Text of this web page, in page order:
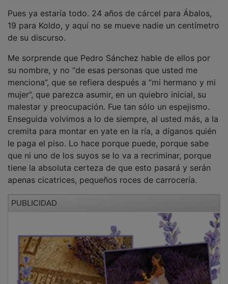
Pues ya estaría todo. 24 años de cárcel para Ábalos,
19 para Koldo, y aquí no se mueve nadie un centímetro
de su discurso.
su nombre, y no “de esas personas que usted me
menciona”, que se refiera después a “mi hermano y mi
mujer”, que parezca asumir, en un quiebro inicial, su
malestar y preocupación. Fue tan sólo un espejismo.
Enseguida volvimos a lo de siempre, al usted más, a la
cremita para montar en yate en la ría, a díganos quién
le paga el piso. Lo hace porque puede, porque sabe
que ni uno de los suyos se lo va a recriminar, porque
tiene la absoluta certeza de que esto pasará y serán
apenas cicatrices, pequeños roces de carrocería.